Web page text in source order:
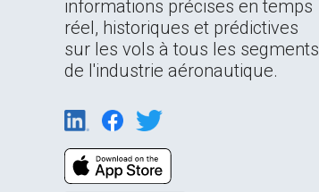
informations précises en temps
réel, historiques et prédictives
sur les vols à tous les segments
de l'industrie aéronautique.